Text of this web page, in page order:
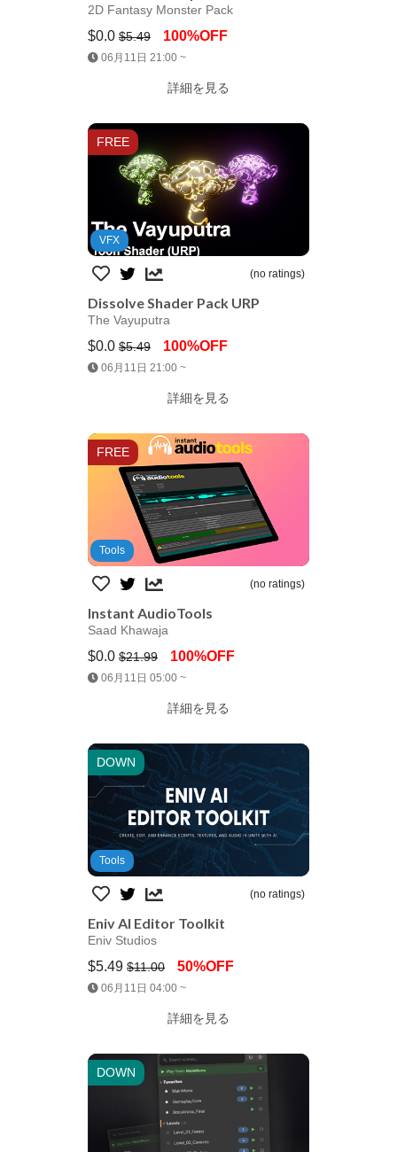
2D Fantasy Monster Pack
$0.0 $5.49 100%OFF
06月11日 21:00 ~
詳細を見る
FREE
Jump AssetStore
VFX
(no ratings)
Dissolve Shader Pack URP
The Vayuputra
$0.0 $5.49 100%OFF
06月11日 21:00 ~
詳細を見る
FREE
Jump AssetStore
Tools
(no ratings)
Instant AudioTools
Saad Khawaja
$0.0 $21.99 100%OFF
06月11日 05:00 ~
詳細を見る
DOWN
Jump AssetStore
Tools
(no ratings)
Eniv AI Editor Toolkit
Eniv Studios
$5.49 $11.00 50%OFF
06月11日 04:00 ~
詳細を見る
DOWN
Jump AssetStore